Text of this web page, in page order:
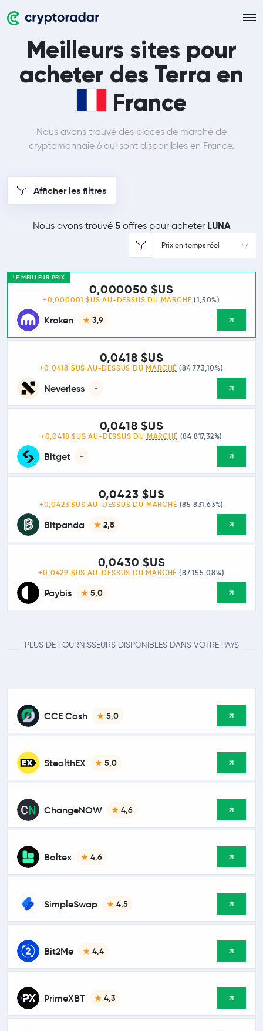
Meilleurs sites pour
acheter des Terra en
France
Nous avons trouvé des places de marché de
cryptomonnaie 6 qui sont disponibles en France.
Afficher les filtres
Nous avons trouvé 5offres pour acheter LUNA
Prix en temps réel
LE MEILLEUR PRIX
Kraken 3,9
0,000050 $US
+0,000001 $US AU-DESSUS DU MARCHÉ (1,50%)
Neverless -
0,0418 $US
+0,0418 $US AU-DESSUS DU MARCHÉ (84 773,10%)
Bitget -
0,0418 $US
+0,0418 $US AU-DESSUS DU MARCHÉ (84 817,32%)
Bitpanda 2,8
0,0423 $US
+0,0423 $US AU-DESSUS DU MARCHÉ (85 831,63%)
Paybis 5,0
0,0430 $US
+0,0429 $US AU-DESSUS DU MARCHÉ (87 155,08%)
PLUS DE FOURNISSEURS DISPONIBLES DANS VOTRE PAYS
CCE Cash 5,0
StealthEX 5,0
ChangeNOW 4,6
Baltex 4,6
SimpleSwap 4,5
Bit2Me 4,4
PrimeXBT 4,3